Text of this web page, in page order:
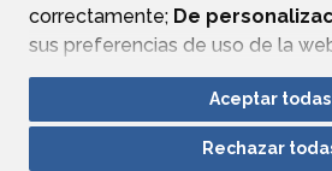
correctamente; De
sus preferencias de uso de la
mejorar el funcionamiento de la
Si acepta pulsando el botón
consideramos que acepta su
Aceptar todas
Rechazar